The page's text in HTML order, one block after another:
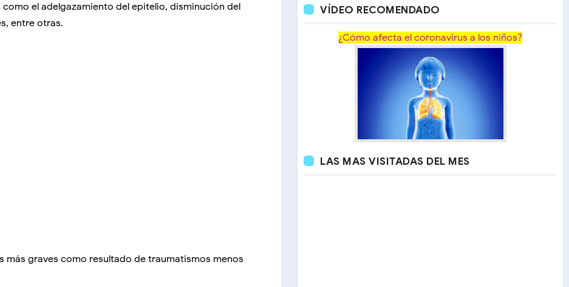
el adelgazamiento del epitelio, disminución del
entre otras.
más graves como resultado de traumatismos menos
VÍDEO RECOMENDADO
¿Cómo afecta el coronavirus a los niños?
LAS MAS VISITADAS DEL MES